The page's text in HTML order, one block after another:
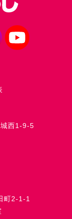
西1-9-5
町2-1-1